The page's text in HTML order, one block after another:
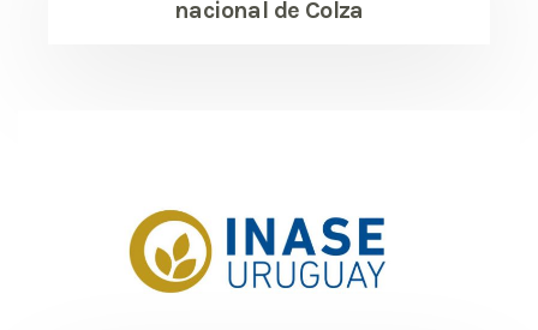
nacional de Colza